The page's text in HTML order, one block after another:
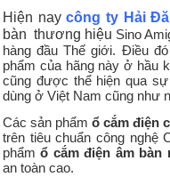
Hiện naycông ty Hải
bàn thương hiệu Sino
hàng đầu Thế giới. Điều
phẩm của hãng này ở hầu
cũng được thể hiện qua
dùng ở Việt Nam cũng như
Các sản phẩm ổ cắm điện
trên tiêu chuẩn công nghệ
phẩmổ cắm điện âm bàn
an toàn cao.